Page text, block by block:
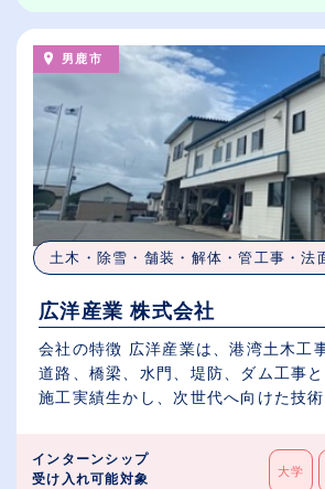
男鹿市
土木・除雪・舗装・解体・管工事・法
広洋産業 株式会社
会社の特徴 広洋産業は、港湾土木工
道路、橋梁、水門、堤防、ダム工事
施工実績生かし、次世代へ向けた技
インターンシップ
受け入れ可能対象
大学